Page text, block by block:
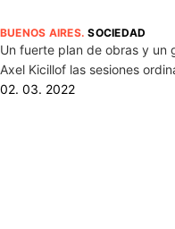
BUENOS AIRES.SOCIEDAD
Un fuerte plan de obras y un
Axel Kicillof las sesiones
02. 03. 2022